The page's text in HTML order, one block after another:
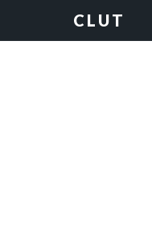
to
to
to
to
CLUT